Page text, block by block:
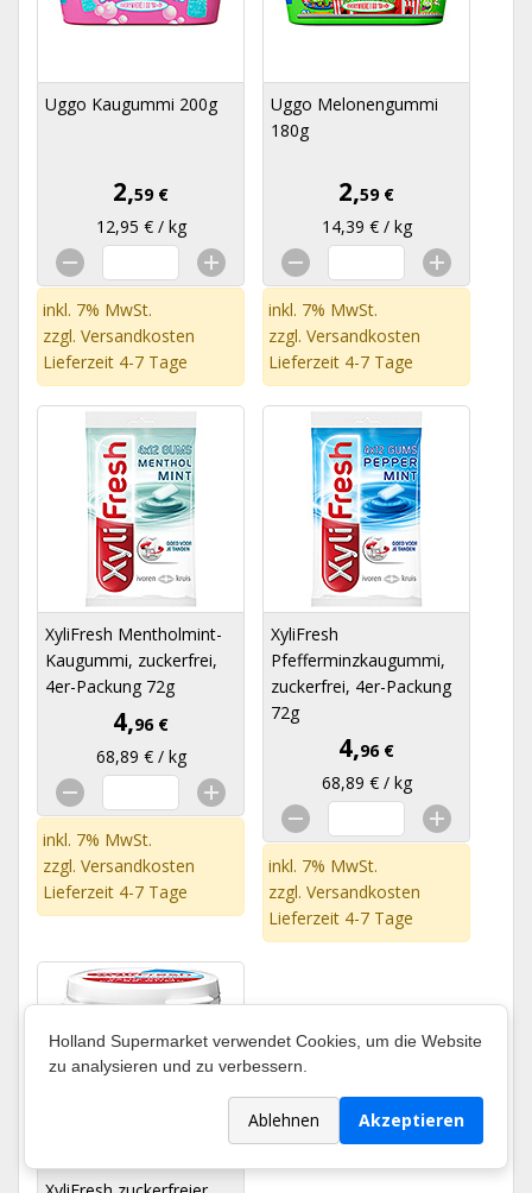
Uggo Kaugummi 200g
2,59 €
12,95 € / kg
inkl. 7% MwSt.
zzgl. Versandkosten
Lieferzeit 4-7 Tage
Uggo Melonengummi
180g
2,59 €
14,39 € / kg
inkl. 7% MwSt.
zzgl. Versandkosten
Lieferzeit 4-7 Tage
XyliFresh Mentholmint-
Kaugummi, zuckerfrei,
4er-Packung 72g
4,96 €
68,89 € / kg
inkl. 7% MwSt.
zzgl. Versandkosten
Lieferzeit 4-7 Tage
XyliFresh
Pfefferminzkaugummi,
zuckerfrei, 4er-Packung
72g
4,96 €
68,89 € / kg
inkl. 7% MwSt.
zzgl. Versandkosten
Lieferzeit 4-7 Tage
Holland Supermarket verwendet Cookies, um die Website
zu analysieren und zu verbessern.
Ablehnen Akzeptieren